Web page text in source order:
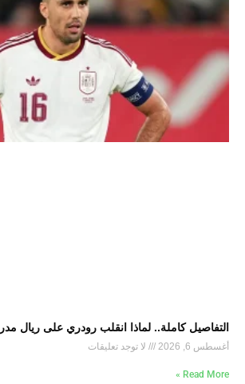
التفاصيل كاملة.. لماذا انقلب رودري على ريال
أغسطس 6, 2026 لا توجد تعليقات
Read More »